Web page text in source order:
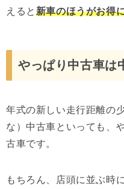
えると 新車のほうがお得
やっぱり中古車は
年式の新しい走行距離の
な）中古車といっても、
古車です。
もちろん、店頭に並ぶ時